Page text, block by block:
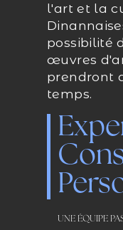
l'art et la
possibilité
œuvres
prendront
temps.
UNE ÉQUIPE